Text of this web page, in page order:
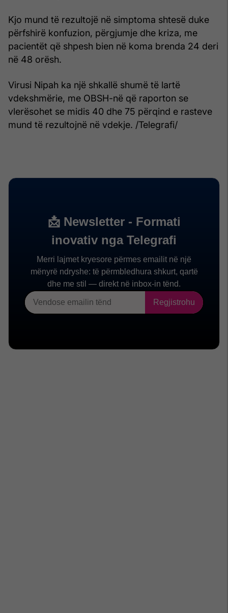
Kjo mund të rezultojë në simptoma shtesë duke
përfshirë konfuzion, përgjumje dhe kriza, me
pacientët që shpesh bien në koma brenda 24 deri
në 48 orësh.
Virusi Nipah ka një shkallë shumë të lartë
vdekshmërie, me OBSH-në që raporton se
vlerësohet se midis 40 dhe 75 përqind e rasteve
mund të rezultojnë në vdekje. /Telegrafi/